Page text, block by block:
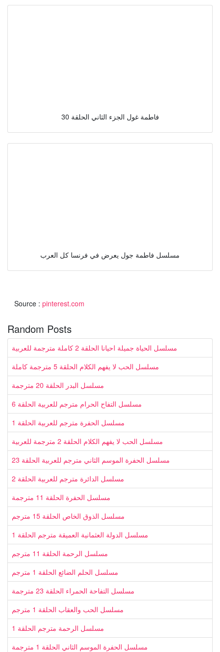
فاطمة غول الجزء الثاني الحلقة 30
مسلسل فاطمة جول يعرض في فرنسا كل العرب
Source : pinterest.com
Random Posts
مسلسل الحياة جميلة احيانا الحلقة 2 كاملة مترجمة للعربية
مسلسل الحب لا يفهم الكلام الحلقة 5 مترجمة كاملة
مسلسل البدر الحلقة 20 مترجمة
مسلسل التفاح الحرام مترجم للعربية الحلقة 6
مسلسل الحفرة مترجم للعربية الحلقة 1
مسلسل الحب لا يفهم الكلام الحلقة 2 مترجمة للعربية
مسلسل الحفرة الموسم الثاني مترجم للعربية الحلقة 23
مسلسل الدائرة مترجم للعربية الحلقة 2
مسلسل الحفرة الحلقة 11 مترجمة
مسلسل الذوق الخاص الحلقة 15 مترجم
مسلسل الدولة العثمانية العميقة مترجم الحلقة 1
مسلسل الرحمة الحلقة 11 مترجم
مسلسل الحلم الضائع الحلقة 1 مترجم
مسلسل التفاحة الحمراء الحلقة 23 مترجمة
مسلسل الحب والعقاب الحلقة 1 مترجم
مسلسل الرحمة مترجم الحلقة 1
مسلسل الحفرة الموسم الثاني الحلقة 1 مترجمة